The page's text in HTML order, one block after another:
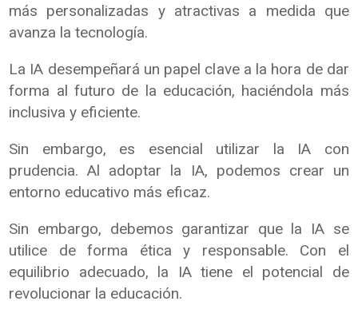
más personalizadas y atractivas a medida que
avanza la tecnología.
La IA desempeñará un papel clave a la hora de dar
forma al futuro de la educación, haciéndola más
inclusiva y eficiente.
Sin embargo, es esencial utilizar la IA con
prudencia. Al adoptar la IA, podemos crear un
entorno educativo más eficaz.
Sin embargo, debemos garantizar que la IA se
utilice de forma ética y responsable. Con el
equilibrio adecuado, la IA tiene el potencial de
revolucionar la educación.